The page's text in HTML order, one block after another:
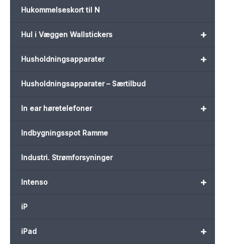
Hukommelseskort til N
+
Hul i Væggen Wallstickers
+
Husholdningsapparater
Husholdningsapparater – Særtilbud
+
In ear høretelefoner
Indbygningsspot Ramme
Industri. Strømforsyninger
+
Intenso
iP
+
iPad